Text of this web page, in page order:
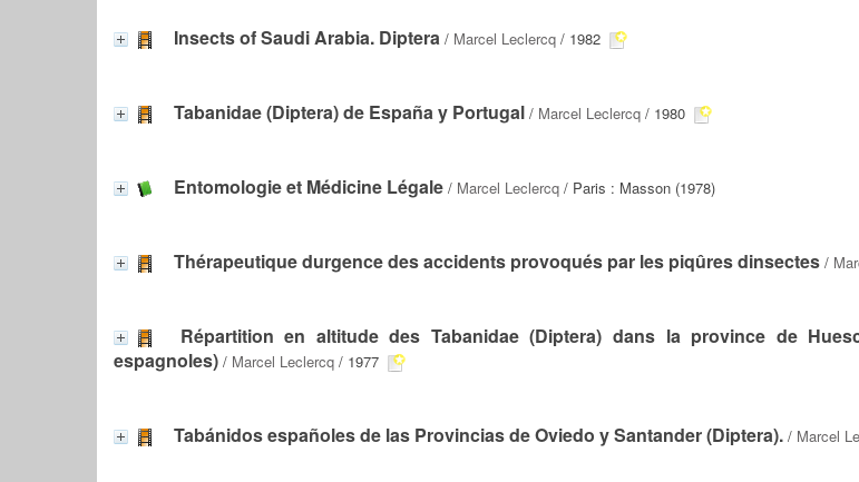
Insects of Saudi Arabia. Diptera / Marcel Leclercq / 1982
Tabanidae (Diptera) de España y Portugal / Marcel Leclercq / 1980
Entomologie et Médicine Légale / Marcel Leclercq / Paris : Masson (1978)
Thérapeutique durgence des accidents provoqués par les piqûres dinsectes /
Répartition en altitude des Tabanidae (Diptera) dans la province de
espagnoles) / Marcel Leclercq / 1977
Tabánidos españoles de las Provincias de Oviedo y Santander (Diptera). / Marcel